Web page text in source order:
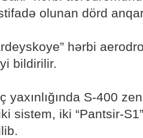
olunan dörd
hərbi
bildirilir.
yaxınlığında S-400
sistem, iki “Pantsir-